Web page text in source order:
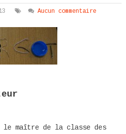
Aucun commentaire
le maître de la classe des